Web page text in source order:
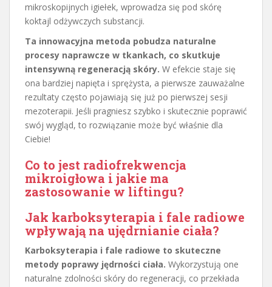
mikroskopijnych igiełek, wprowadza się pod skórę
koktajl odżywczych substancji.
Ta innowacyjna metoda pobudza naturalne
procesy naprawcze w tkankach, co skutkuje
intensywną regeneracją skóry. W efekcie staje się
ona bardziej napięta i sprężysta, a pierwsze zauważalne
rezultaty często pojawiają się już po pierwszej sesji
mezoterapii. Jeśli pragniesz szybko i skutecznie poprawić
swój wygląd, to rozwiązanie może być właśnie dla
Ciebie!
Co to jest radiofrekwencja
mikroigłowa i jakie ma
zastosowanie w liftingu?
Jak karboksyterapia i fale radiowe
wpływają na ujędrnianie ciała?
Karboksyterapia i fale radiowe to skuteczne
metody poprawy jędrności ciała. Wykorzystują one
naturalne zdolności skóry do regeneracji, co przekłada